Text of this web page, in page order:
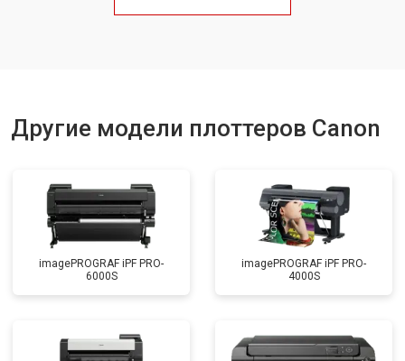
Другие модели плоттеров Canon
imagePROGRAF iPF PRO-
6000S
imagePROGRAF iPF PRO-
4000S